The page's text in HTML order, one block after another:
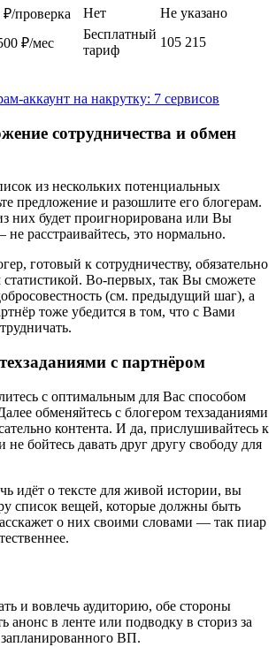
₽/проверка Нет
Не указано
₽/мес
Бесплатный
тариф
105 215
аккаунт на накрутку: 7 сервисов
сотрудничества и обмен
из нескольких потенциальных
предложение и разошлите его блогерам.
них будет проигнорирована или Вы
расстраивайтесь, это нормально.
готовый к сотрудничеству, обязательно
статистикой. Во-первых, так Вы сможете
(см. предыдущий шаг), а
тоже убедится в том, что с Вами
с партнёром
с оптимальным для Вас способом
обменяйтесь с блогером техзаданиями
контента. И да, прислушивайтесь к
бойтесь давать друг другу свободу для
идёт о тексте для живой истории, вы
список вещей, которые должны быть
о них своими словами — так пиар
и вовлечь аудиторию, обе стороны
анонс в ленте или подводку в сториз за
ВП.